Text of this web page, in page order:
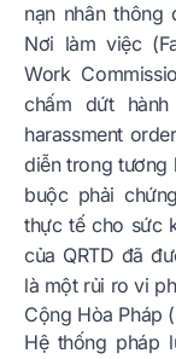
nạn nhân
Nơi làm việc
Work
chấm dứt
harassment
diễn trong tương
buộc phải
thực tế cho sức
của QRTD đã
là một rủi ro vi
Cộng Hòa Pháp
Hệ thống pháp